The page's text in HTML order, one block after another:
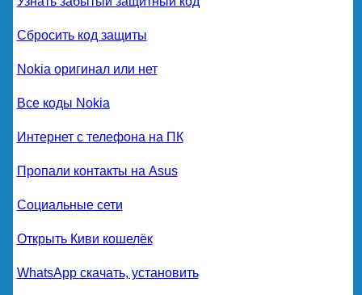
Сбросить код защиты
Nokia оригинал или нет
Все коды Nokia
Интернет с телефона на ПК
Пропали контакты на Asus
Социальные сети
Открыть Киви кошелёк
WhatsApp скачать, установить